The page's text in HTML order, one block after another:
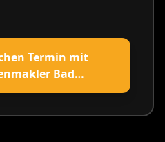
Termin mit
Bad
vereinbaren